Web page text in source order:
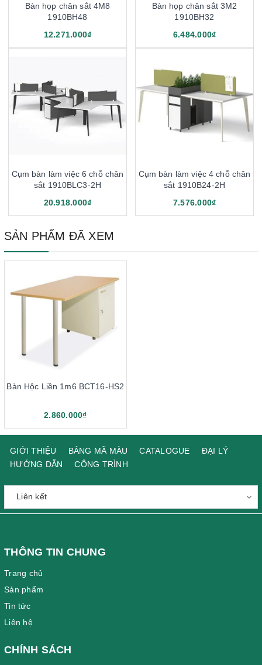
Bàn họp chân sắt 4M8
1910BH48
12.271.000₫
Bàn họp chân sắt 3M2
1910BH32
6.484.000₫
Cụm bàn làm việc 6 chỗ chân
sắt 1910BLC3-2H
20.918.000₫
Cụm bàn làm việc 4 chỗ chân
sắt 1910B24-2H
7.576.000₫
SẢN PHẨM ĐÃ XEM
Bàn Hộc Liền 1m6 BCT16-HS2
2.860.000₫
GIỚI THIỆU BẢNG MÃ MÀU CATALOGUE
ĐẠI LÝ
HƯỚNG DẪN
CÔNG TRÌNH
THÔNG TIN CHUNG
Trang chủ
Sản phẩm
Tin tức
Liên hệ
CHÍNH SÁCH